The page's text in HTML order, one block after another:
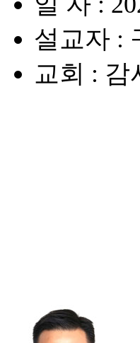
설교자 :
교회 : 감